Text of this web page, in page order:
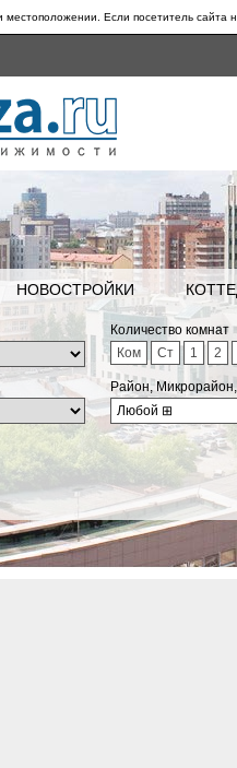
Если посетитель сайта
НОВОСТРОЙКИ
Количество комнат
Ком
Ст 1 2
Район,
Любой ⊞